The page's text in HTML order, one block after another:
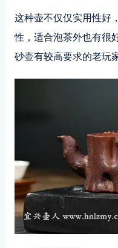
这种壶不仅仅实用性好
性，适合泡茶外也有很
砂壶有较高要求的老玩